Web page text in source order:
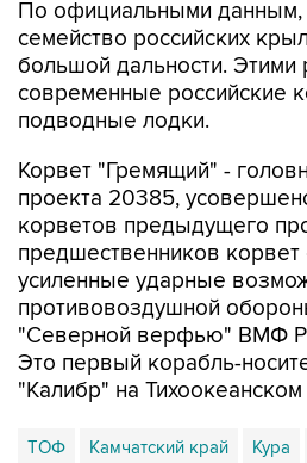
большой дальности. Этими
современные российские
подводные лодки.
Корвет "Гремящий" -
корветов предыдущего
предшественников корвет
усиленные ударные
противовоздушной
"Северной верфью" ВМФ
Это первый корабль-
"Калибр" на
ТОФ Камчатский край Кура